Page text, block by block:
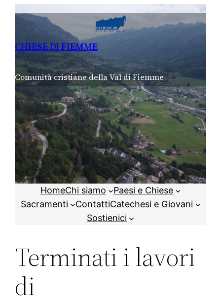
CHIESE DI FIEMME
Comunità cristiane della Val di Fiemme
HomeChi siamo
Paesi e Chiese
Sacramenti
ContattiCatechesi e Giovani
Sostienici
Terminati i lavori
di